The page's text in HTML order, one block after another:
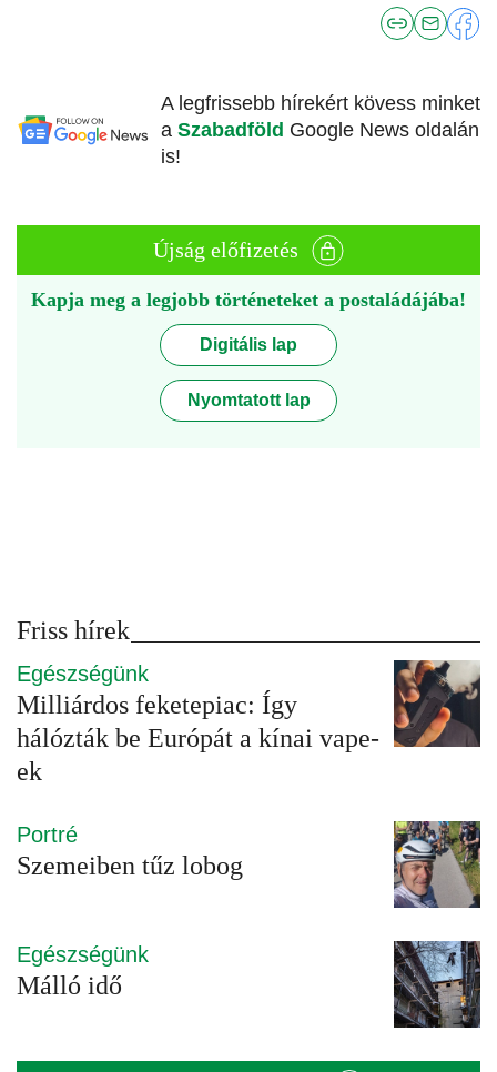
A legfrissebb hírekért kövess minket
a Szabadföld Google News oldalán
is!
Újság előfizetés
Kapja meg a legjobb történeteket a postaládájába!
Digitális lap
Nyomtatott lap
Friss hírek
Egészségünk
Milliárdos feketepiac: Így
hálózták be Európát a kínai vape-
ek
Portré
Szemeiben tűz lobog
Egészségünk
Málló idő